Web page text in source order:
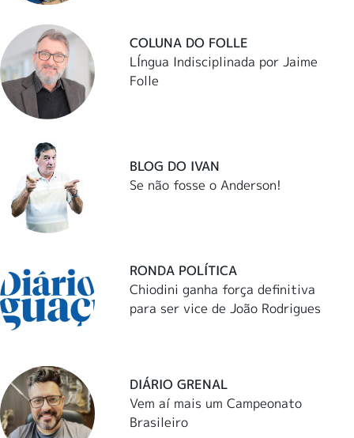
COLUNA DO FOLLE
LÍngua Indisciplinada por Jaime
Folle
BLOG DO IVAN
Se não fosse o Anderson!
RONDA POLÍTICA
Chiodini ganha força definitiva
para ser vice de João Rodrigues
DIÁRIO GRENAL
Vem aí mais um Campeonato
Brasileiro